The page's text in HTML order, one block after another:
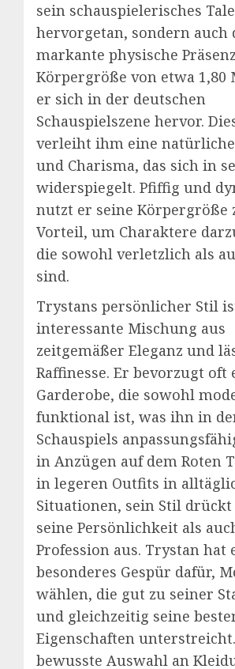
sein schauspielerisches
hervorgetan, sondern auch
markante physische
Körpergröße von etwa 1,80
er sich in der deutschen
Schauspielszene hervor.
verleiht ihm eine
und Charisma, das sich in
widerspiegelt. Pfiffig und
nutzt er seine Körpergröße
Vorteil, um Charaktere
die sowohl verletzlich als
sind.
Trystans persönlicher Stil
interessante Mischung aus
zeitgemäßer Eleganz und
Raffinesse. Er bevorzugt oft
Garderobe, die sowohl
funktional ist, was ihn in
Schauspiels
in Anzügen auf dem Roten
in legeren Outfits in
Situationen, sein Stil
seine Persönlichkeit als
Profession aus. Trystan hat
besonderes Gespür dafür,
wählen, die gut zu seiner
und gleichzeitig seine
Eigenschaften
bewusste Auswahl an